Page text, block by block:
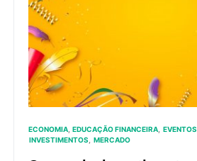
ECONOMIA EDUCAÇÃO FINANCEIRA EVENTOS
INVESTIMENTOS
MERCADO